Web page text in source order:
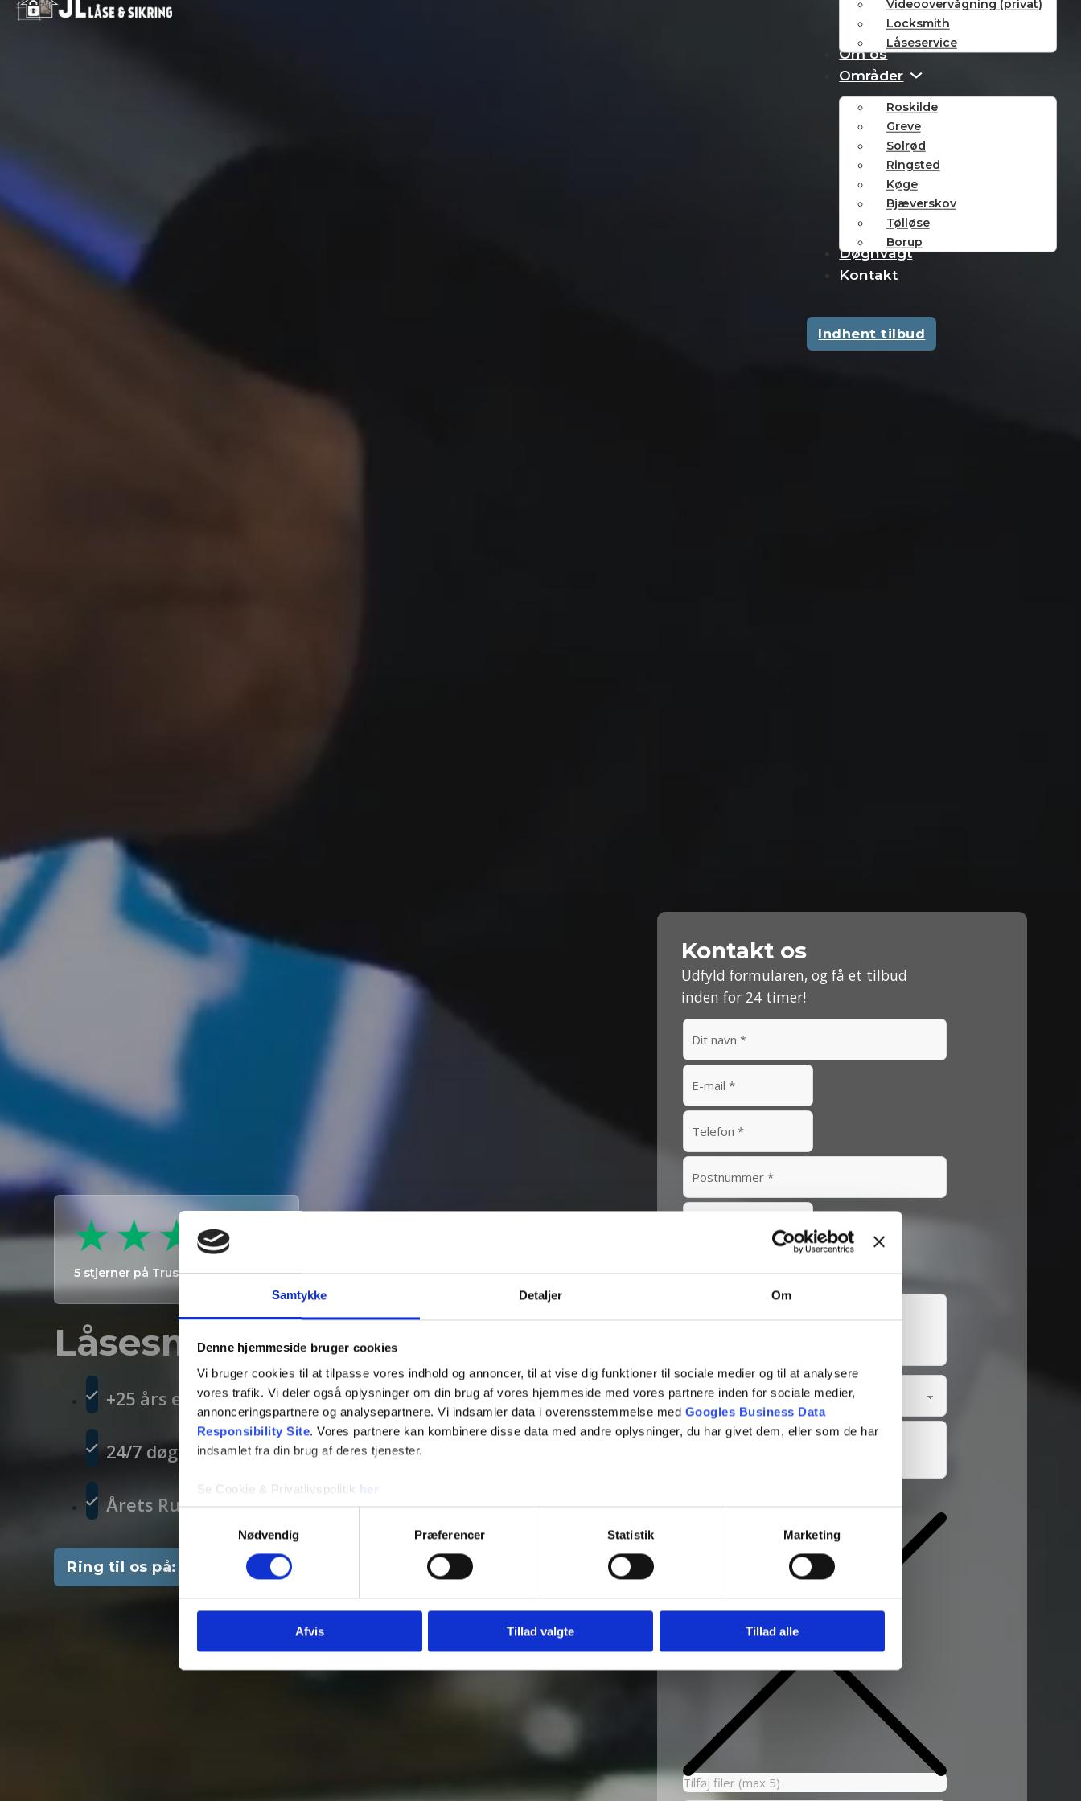
Samtykke Detaljer Om
Denne hjemmeside bruger cookies
Vi bruger cookies til at tilpasse vores indhold og annoncer, til at vise dig funktioner til sociale medier og til at analysere
vores trafik. Vi deler også oplysninger om din brug af vores hjemmeside med vores partnere inden for sociale medier,
annonceringspartnere og analysepartnere. Vi indsamler data i overensstemmelse med Googles Business Data
Responsibility Site. Vores partnere kan kombinere disse data med andre oplysninger, du har givet dem, eller som de har
indsamlet fra din brug af deres tjenester.
Se Cookie & Privatlivspolitik her
Samtykkevalg
Nødvendig
Præferencer Statistik Marketing
Afvis Tillad valgte Tillad alle
Videoovervågning (privat)
Locksmith
Låseservice
Om os
Områder
Roskilde
Greve
Solrød
Ringsted
Køge
Bjæverskov
Tølløse
Borup
Døgnvagt
Kontakt
Indhent tilbud
5 stjerner på Trustpilot & Google
Låsesmed med 25 års erfaring
+25 års erfaring
24/7 døgnvagt
Årets Ruko-forhandler | Adgangskontrol 2023
Ring til os på: 25 75 04 94
Kontakt os
Udfyld formularen, og få et tilbud
inden for 24 timer!
Tilføj filer (max 5)